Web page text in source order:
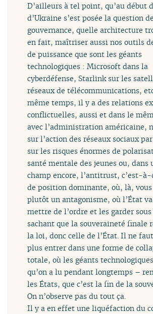
D’ailleurs à tel point, qu’au début
d’Ukraine s’est posée la question
gouvernance, quelle architecture
en fait, maîtriser aussi nos outils
de puissance que sont les géants
technologiques : Microsoft dans la
cyberdéfense, Starlink sur les
réseaux de télécommunications,
même temps, il y a des relations
conflictuelles, aussi et dans le
avec l’administration américaine,
sur l’action des réseaux sociaux
sur les risques énormes de
santé mentale des jeunes ou, dans
champ encore, l’antitrust, c’est-
de position dominante, où, là,
plutôt un antagonisme, où l’État va
mettre de l’ordre et les garder
sachant que la souveraineté finale
la loi, donc celle de l’État. Il ne
plus entrer dans une forme de
totale, où les géants
qu’on a lu pendant longtemps –
les États, que c’est la fin de la
On n’observe pas du tout ça.
Il y a en effet une liquéfaction du